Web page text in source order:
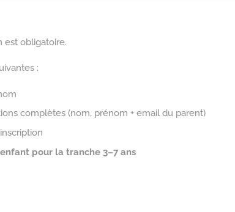
est obligatoire.
:
complètes (nom, prénom + email du parent)
pour la tranche 3–7 ans